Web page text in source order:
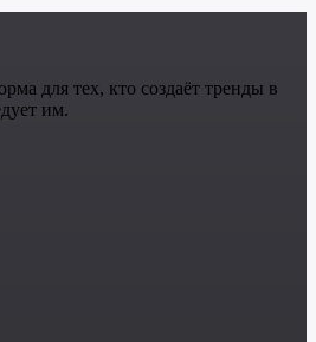
для тех, кто создаёт тренды в
им.